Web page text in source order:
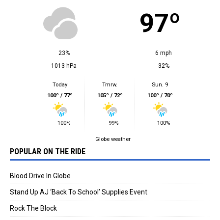
97º
23%
6 mph
1013 hPa
32%
Today
100º / 77º
100%
Tmrw.
105º / 72º
99%
Sun. 9
100º / 70º
100%
Globe weather
POPULAR ON THE RIDE
Blood Drive In Globe
Stand Up AJ ‘Back To School’ Supplies Event
Rock The Block